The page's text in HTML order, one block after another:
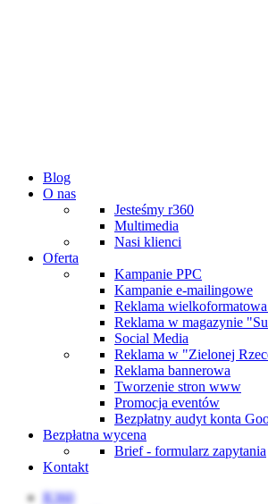
Blog
O nas
Jesteśmy r360
Multimedia
Nasi klienci
Oferta
Kampanie PPC
Kampanie e-mailingowe
Reklama
Reklama w magazynie
Social Media
Reklama w "Zielonej
Reklama bannerowa
Tworzenie stron www
Promocja eventów
Bezpłatny audyt konta
Bezpłatna wycena
Brief - formularz zapytania
Kontakt
R360